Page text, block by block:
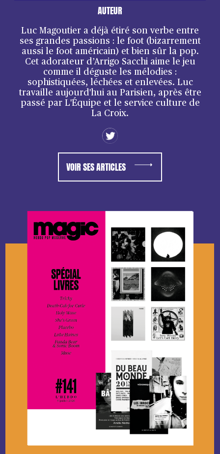
AUTEUR
Luc Magoutier a déjà étiré son verbe entre
ses grandes passions : le foot (bizarrement
aussi le foot américain) et bien sûr la pop.
Cet adorateur d’Arrigo Sacchi aime le jeu
comme il déguste les mélodies :
sophistiquées, léchées et enlevées. Luc
travaille aujourd'hui au Parisien, après être
passé par L'Équipe et le service culture de
La Croix.
VOIR SES ARTICLES